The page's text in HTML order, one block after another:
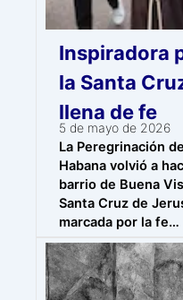
Inspiradora
la Santa
llena de fe
5 de mayo de 2026
La Peregrinación
Habana volvió a
barrio de Buena
Santa Cruz de
marcada por la fe…